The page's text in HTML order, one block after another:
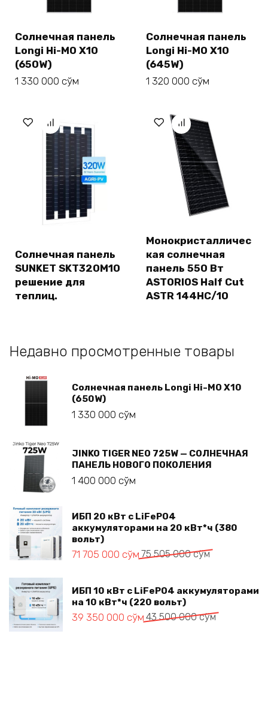
Солнечная панель
Longi Hi-MO X10
(650W)
1 330 000 сўм
Солнечная панель
Longi Hi-MO X10
(645W)
1 320 000 сўм
Солнечная панель
SUNKET SKT320M10
решение для
теплиц.
Монокристалличес
кая солнечная
панель 550 Вт
ASTORIOS Half Cut
ASTR 144HC/10
Недавно просмотренные товары
Солнечная панель Longi Hi-MO X10
(650W)
1 330 000 сўм
JINKO TIGER NEO 725W — СОЛНЕЧНАЯ
ПАНЕЛЬ НОВОГО ПОКОЛЕНИЯ
1 400 000 сўм
ИБП 20 кВт с LiFePO4
аккумуляторами на 20 кВт*ч (380
вольт)
75 505 000сўм
Первоначальная
75 505 000 сўм.
71 705 000 сўм
Текущая
ИБП 10 кВт с LiFePO4 аккумуляторами
на 10 кВт*ч (220 вольт)
43 500 000сўм
Первоначальная
39 350 000 сўм
Текущая